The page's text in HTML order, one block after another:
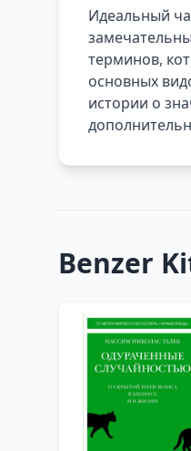
Идеальный
терминов,
основных
истории о
Benzer